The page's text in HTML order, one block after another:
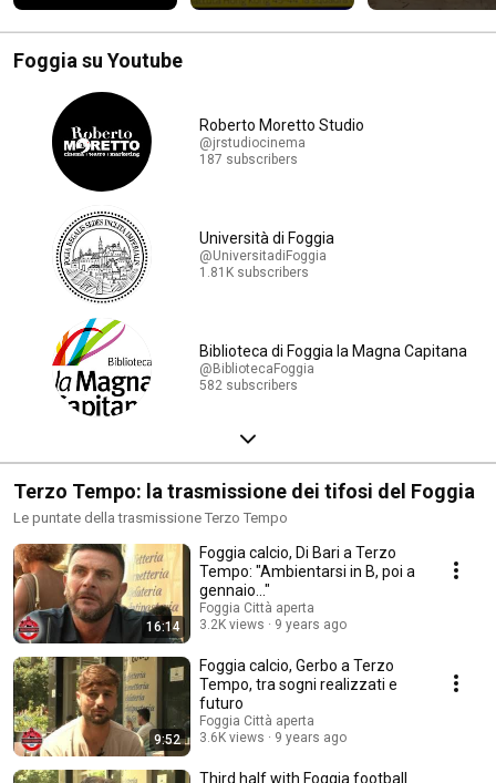
rossoneri già si
fanno sentire
Foggia su Youtube
Roberto Moretto Studio
@jrstudiocinema
187 subscribers
Università di Foggia
@UniversitadiFoggia
1.81K subscribers
Biblioteca di Foggia la Magna Capitana
@BibliotecaFoggia
582 subscribers
Terzo Tempo: la trasmissione dei tifosi del Foggia
Le puntate della trasmissione Terzo Tempo
16:14
Foggia calcio, Di Bari a Terzo
Tempo: "Ambientarsi in B, poi a
gennaio..."
Foggia Città aperta
3.2K views
9 years ago
9:52
Foggia calcio, Gerbo a Terzo
Tempo, tra sogni realizzati e
futuro
Foggia Città aperta
3.6K views
9 years ago
Third half with Foggia football